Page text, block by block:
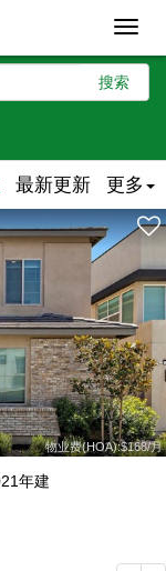
搜索
最新更新 更多
物业费(HOA):$168/月
年建